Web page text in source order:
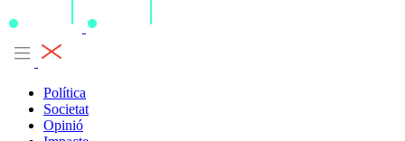
Política
Societat
Opinió